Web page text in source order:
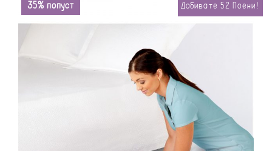
35% попуст Добивате 52 Поени!